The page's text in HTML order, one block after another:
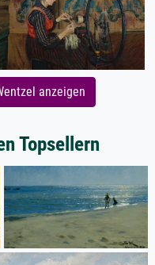
anzeigen
Topsellern